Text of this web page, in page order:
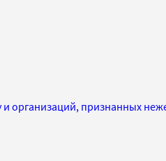
и организаций, признанных